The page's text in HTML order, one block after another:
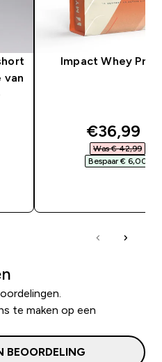
van
Impact Whey
€36,99‎
Was € 42,99‎
Bespaar € 6,00‎
te maken op een
BEOORDELING